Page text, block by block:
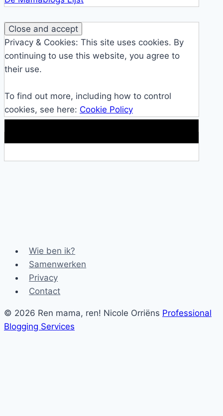
Privacy & Cookies: This site uses cookies. By
continuing to use this website, you agree to
their use.
To find out more, including how to control
cookies, see here: Cookie Policy
Wie ben ik?
Samenwerken
Privacy
Contact
© 2026 Ren mama, ren! Nicole Orriëns Professional
Blogging Services